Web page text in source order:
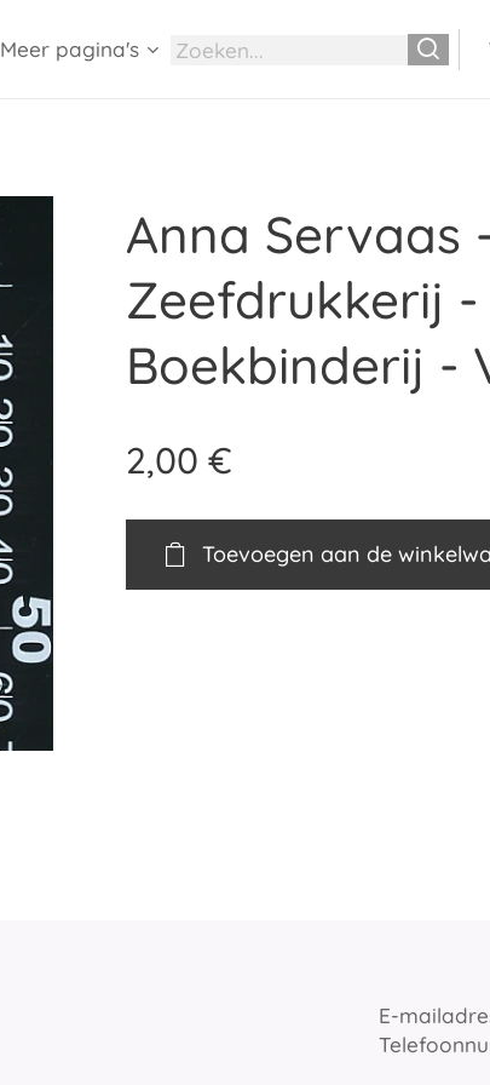
Meer pagina's
Anna Servaas
Zeefdrukkerij -
Boekbinderij -
2,00 €
Toevoegen aan de
E-